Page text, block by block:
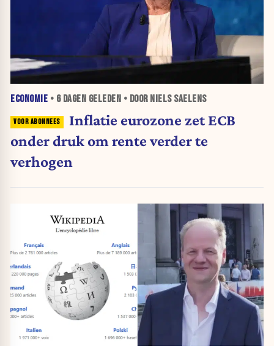
ECONOMIE • 6 DAGEN GELEDEN • DOOR NIELS SAELENS
Inflatie eurozone zet ECB
onder druk om rente verder te
verhogen